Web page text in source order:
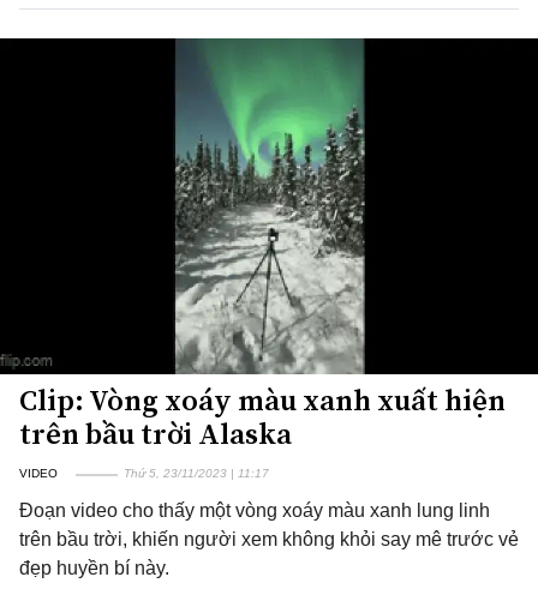
Clip: Vòng xoáy màu xanh xuất hiện
trên bầu trời Alaska
VIDEO Thứ 5, 23/11/2023 | 11:17
Đoạn video cho thấy một vòng xoáy màu xanh lung linh
trên bầu trời, khiến người xem không khỏi say mê trước vẻ
đẹp huyền bí này.